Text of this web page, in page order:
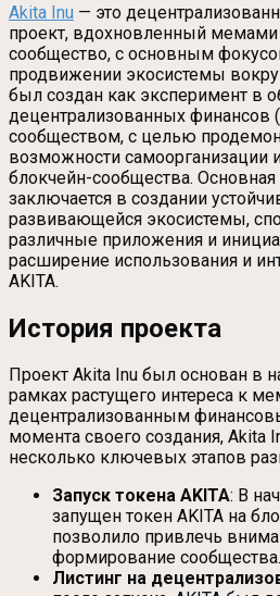
Akita Inu — это
проект, вдохновленный
сообщество, с основным
продвижении экосистемы
был создан как эксперимент в
децентрализованных финансов (
сообществом, с целью
возможности самоорганизации
блокчейн-сообщества. Основная
заключается в создании
развивающейся экосистемы,
различные приложения и
расширение использования и
AKITA.
История проекта
Проект Akita Inu был основан в
рамках растущего интереса к
децентрализованным
момента своего создания, Akita
несколько ключевых этапов
Запуск токена AKITA: В
запущен токен AKITA на
позволило привлечь
формирование сообщества.
Листинг на